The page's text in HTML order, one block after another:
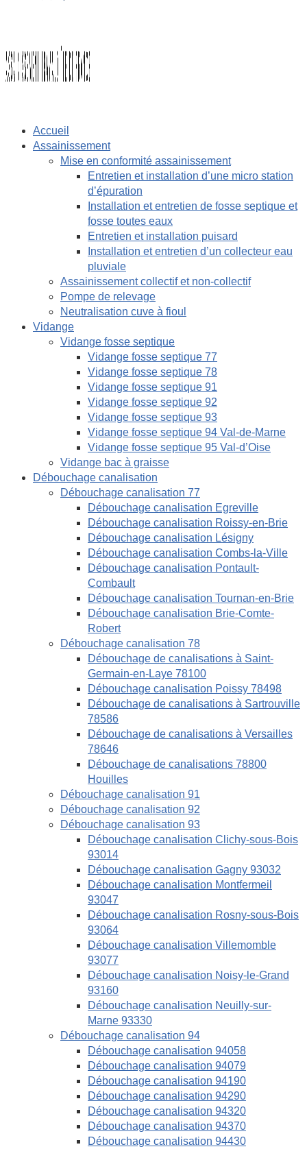
Accueil
Assainissement
Mise en conformité assainissement
Entretien et installation d’une micro station
d’épuration
Installation et entretien de fosse septique et
fosse toutes eaux
Entretien et installation puisard
Installation et entretien d’un collecteur eau
pluviale
Assainissement collectif et non-collectif
Pompe de relevage
Neutralisation cuve à fioul
Vidange
Vidange fosse septique
Vidange fosse septique 77
Vidange fosse septique 78
Vidange fosse septique 91
Vidange fosse septique 92
Vidange fosse septique 93
Vidange fosse septique 94 Val-de-Marne
Vidange fosse septique 95 Val-d’Oise
Vidange bac à graisse
Débouchage canalisation
Débouchage canalisation 77
Débouchage canalisation Egreville
Débouchage canalisation Roissy-en-Brie
Débouchage canalisation Lésigny
Débouchage canalisation Combs-la-Ville
Débouchage canalisation Pontault-
Combault
Débouchage canalisation Tournan-en-Brie
Débouchage canalisation Brie-Comte-
Robert
Débouchage canalisation 78
Débouchage de canalisations à Saint-
Germain-en-Laye 78100
Débouchage canalisation Poissy 78498
Débouchage de canalisations à Sartrouville
78586
Débouchage de canalisations à Versailles
78646
Débouchage de canalisations 78800
Houilles
Débouchage canalisation 91
Débouchage canalisation 92
Débouchage canalisation 93
Débouchage canalisation Clichy-sous-Bois
93014
Débouchage canalisation Gagny 93032
Débouchage canalisation Montfermeil
93047
Débouchage canalisation Rosny-sous-Bois
93064
Débouchage canalisation Villemomble
93077
Débouchage canalisation Noisy-le-Grand
93160
Débouchage canalisation Neuilly-sur-
Marne 93330
Débouchage canalisation 94
Débouchage canalisation 94058
Débouchage canalisation 94079
Débouchage canalisation 94190
Débouchage canalisation 94290
Débouchage canalisation 94320
Débouchage canalisation 94370
Débouchage canalisation 94430